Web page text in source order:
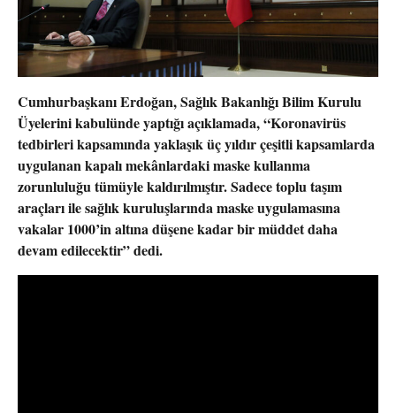
Cumhurbaşkanı Erdoğan, Sağlık Bakanlığı Bilim Kurulu
Üyelerini kabulünde yaptığı açıklamada, “Koronavirüs
tedbirleri kapsamında yaklaşık üç yıldır çeşitli kapsamlarda
uygulanan kapalı mekânlardaki maske kullanma
zorunluluğu tümüyle kaldırılmıştır. Sadece toplu taşım
araçları ile sağlık kuruluşlarında maske uygulamasına
vakalar 1000’in altına düşene kadar bir müddet daha
devam edilecektir” dedi.